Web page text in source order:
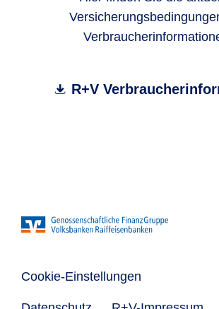
R+V
Cookie-Einstellungen